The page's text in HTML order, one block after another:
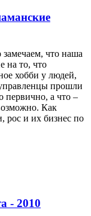
что наша
на то, что
хобби у людей,
прошли
первично, а что –
Как
рос и их бизнес по
- 2010